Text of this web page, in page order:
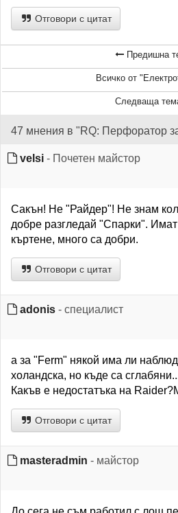
Отговори с цитат
Предишна
Всичко от
Следваща
47 мнения в "RQ: Перфоратор
velsi - Почетен майстор
Сакън! Не "Райдер"! Не знам
добре разгледай "Спарки".
къртене, много са добри.
Отговори с цитат
adonis - специалист
а за "Ferm" някой има ли
холандска, но къде са
Какъв е недостатъка на
Отговори с цитат
masteradmin - майстор